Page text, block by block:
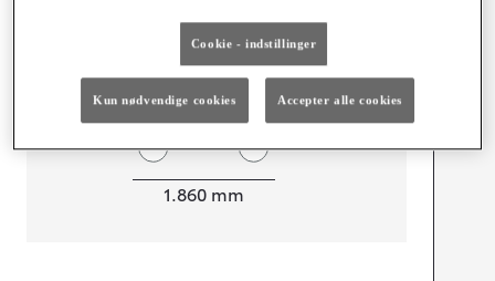
Længde
4.690 mm
1.860 mm
Cookie - indstillinger
Kun nødvendige cookies Accepter alle cookies